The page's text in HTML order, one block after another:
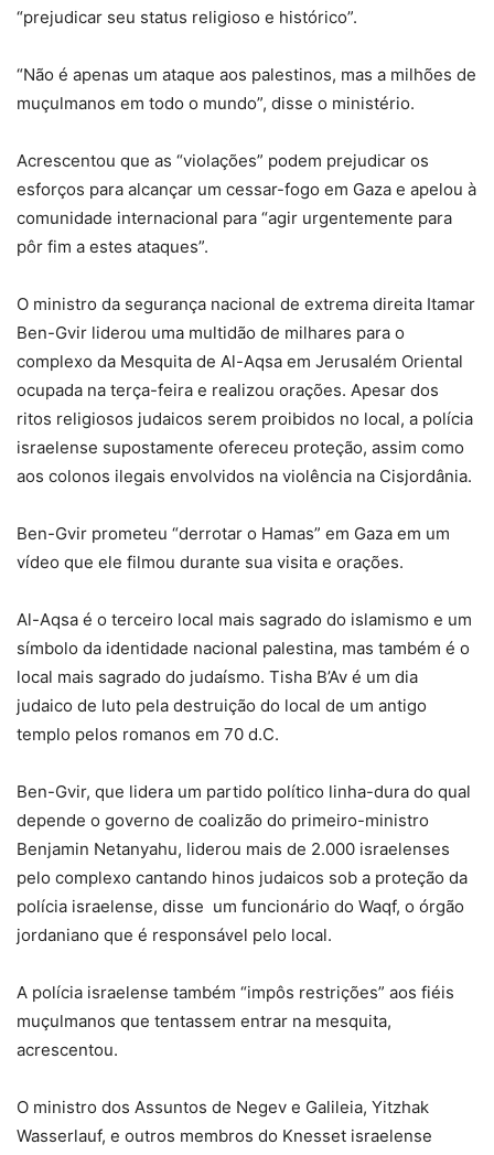
“prejudicar seu status religioso e histórico”.
“Não é apenas um ataque aos palestinos, mas a milhões de
muçulmanos em todo o mundo”, disse o ministério.
Acrescentou que as “violações” podem prejudicar os
esforços para alcançar um cessar-fogo em Gaza e apelou à
comunidade internacional para “agir urgentemente para
pôr fim a estes ataques”.
O ministro da segurança nacional de extrema direita Itamar
Ben-Gvir liderou uma multidão de milhares para o
complexo da Mesquita de Al-Aqsa em Jerusalém Oriental
ocupada na terça-feira e realizou orações. Apesar dos
ritos religiosos judaicos serem proibidos no local, a polícia
israelense supostamente ofereceu proteção, assim como
aos colonos ilegais envolvidos na violência na Cisjordânia.
Ben-Gvir prometeu “derrotar o Hamas” em Gaza em um
vídeo que ele filmou durante sua visita e orações.
Al-Aqsa é o terceiro local mais sagrado do islamismo e um
símbolo da identidade nacional palestina, mas também é o
local mais sagrado do judaísmo. Tisha B’Av é um dia
judaico de luto pela destruição do local de um antigo
templo pelos romanos em 70 d.C.
Ben-Gvir, que lidera um partido político linha-dura do qual
depende o governo de coalizão do primeiro-ministro
Benjamin Netanyahu, liderou mais de 2.000 israelenses
pelo complexo cantando hinos judaicos sob a proteção da
polícia israelense, disse um funcionário do Waqf, o órgão
jordaniano que é responsável pelo local.
A polícia israelense também “impôs restrições” aos fiéis
muçulmanos que tentassem entrar na mesquita,
acrescentou.
O ministro dos Assuntos de Negev e Galileia, Yitzhak
Wasserlauf, e outros membros do Knesset israelense